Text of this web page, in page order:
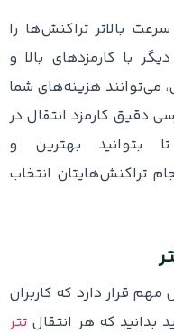
بالاتر تراکنش‌ها را
با کارمزدهای بالا و
می‌توانند هزینه‌های شما
دقیق کارمزد انتقال در
بتوانید بهترین و
تراکنش‌هایتان انتخاب
مهم قرار دارد که کاربران
بدانید که هر انتقال تتر